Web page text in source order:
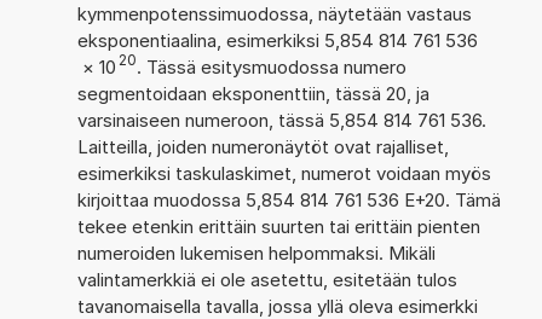
kymmenpotenssimuodossa, näytetään vastaus
eksponentiaalina, esimerkiksi 5,854 814 761 536
× 10 20. Tässä esitysmuodossa numero
segmentoidaan eksponenttiin, tässä 20, ja
varsinaiseen numeroon, tässä 5,854 814 761 536.
Laitteilla, joiden numeronäytöt ovat rajalliset,
esimerkiksi taskulaskimet, numerot voidaan myös
kirjoittaa muodossa 5,854 814 761 536 E+20. Tämä
tekee etenkin erittäin suurten tai erittäin pienten
numeroiden lukemisen helpommaksi. Mikäli
valintamerkkiä ei ole asetettu, esitetään tulos
tavanomaisella tavalla, jossa yllä oleva esimerkki